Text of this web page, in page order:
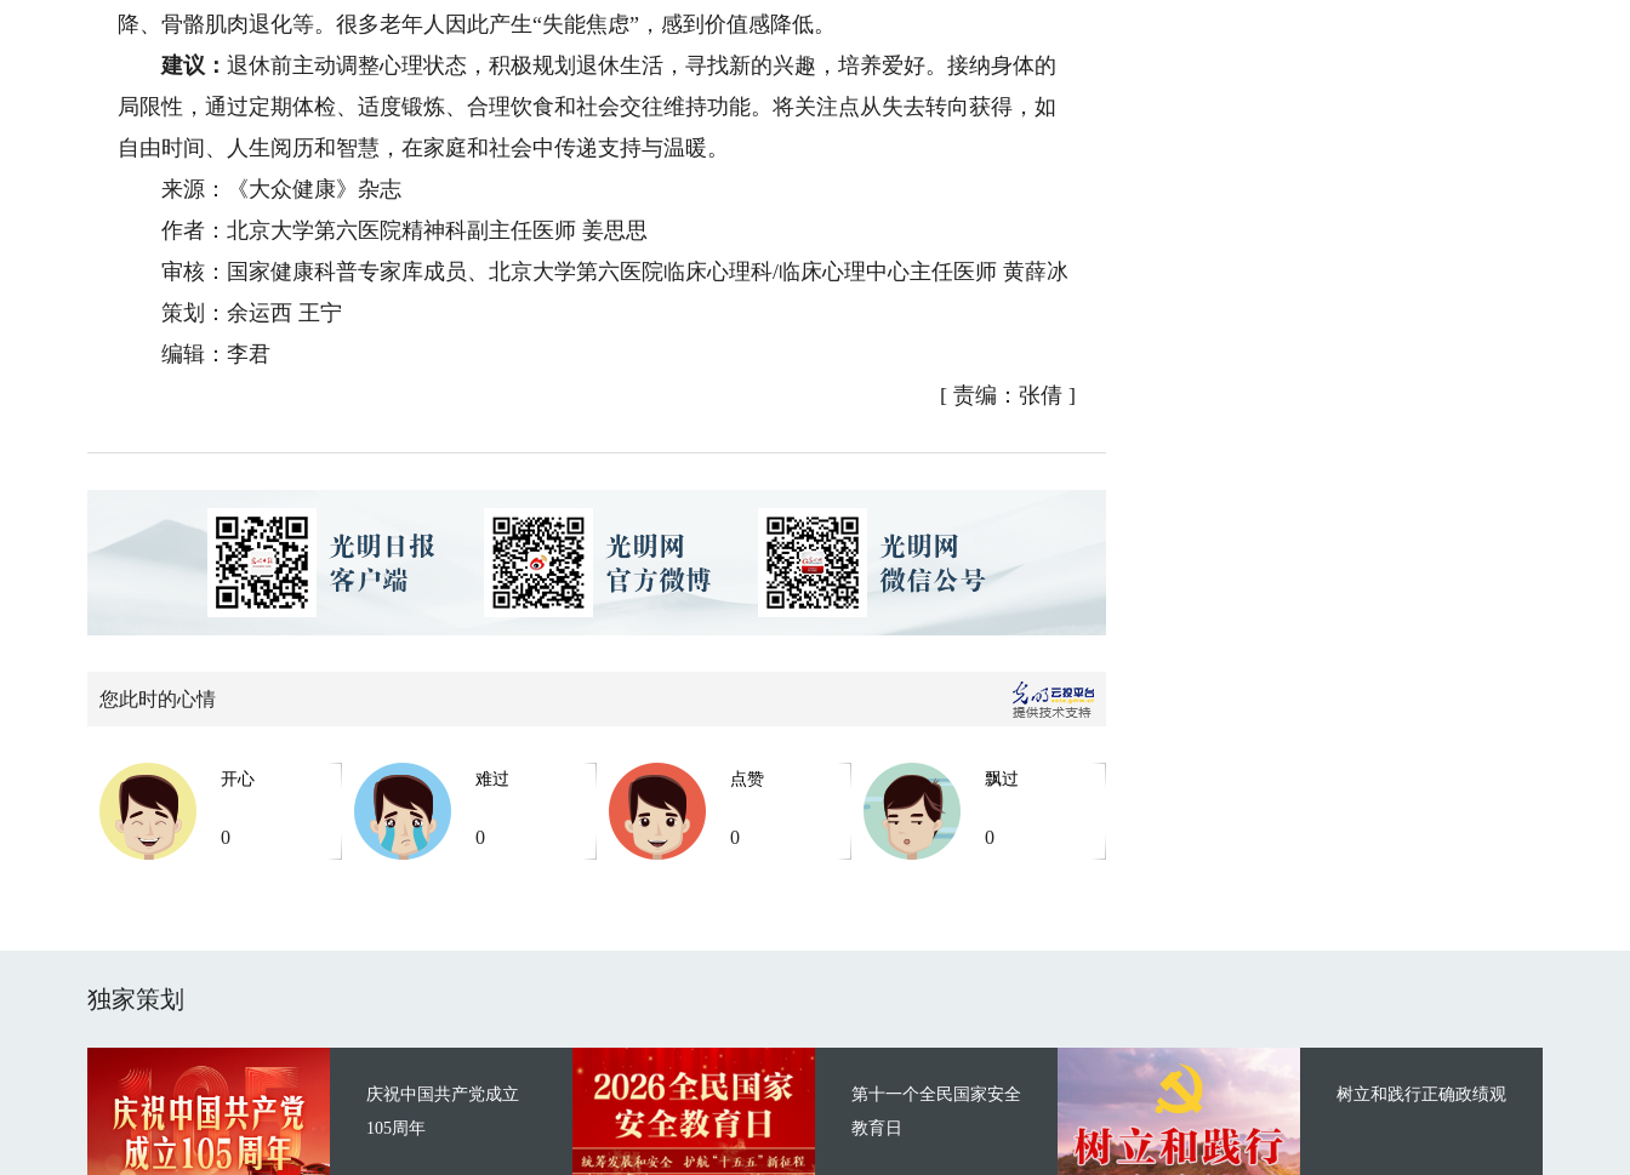
降、骨骼肌肉退化等。很多老年人因此产生“失能焦虑”，感到价值感降低。
建议：退休前主动调整心理状态，积极规划退休生活，寻找新的兴趣，培养爱好。接纳身体的
局限性，通过定期体检、适度锻炼、合理饮食和社会交往维持功能。将关注点从失去转向获得，如
自由时间、人生阅历和智慧，在家庭和社会中传递支持与温暖。
来源：《大众健康》杂志
作者：北京大学第六医院精神科副主任医师 姜思思
审核：国家健康科普专家库成员、北京大学第六医院临床心理科/临床心理中心主任医师 黄薛冰
策划：余运西 王宁
编辑：李君
[ 责编：张倩 ]
您此时的心情
开心
0
难过
0
点赞
0
飘过
0
独家策划
庆祝中国共产党成立
105周年
第十一个全民国家安全
教育日
树立和践行正确政绩观